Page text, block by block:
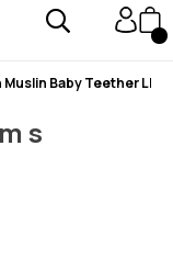
!
Baby Teether